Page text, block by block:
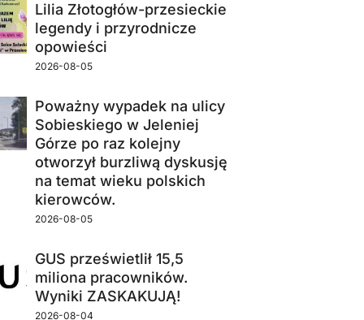
Lilia Złotogłów-przesieckie
legendy i przyrodnicze
opowieści
2026-08-05
Poważny wypadek na ulicy
Sobieskiego w Jeleniej
Górze po raz kolejny
otworzył burzliwą dyskusję
na temat wieku polskich
kierowców.
2026-08-05
GUS prześwietlił 15,5
miliona pracowników.
Wyniki ZASKAKUJĄ!
2026-08-04